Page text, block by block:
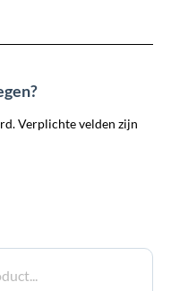
Verplichte velden zijn